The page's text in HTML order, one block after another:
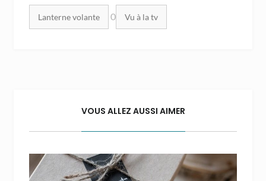
Mots clés :
Lanterne volante 0 Vu à la tv
VOUS ALLEZ AUSSI AIMER